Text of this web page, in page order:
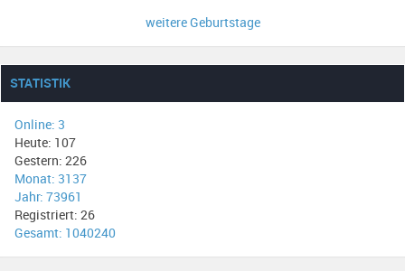
weitere Geburtstage
STATISTIK
Online: 3
Heute: 107
Gestern: 226
Monat: 3137
Jahr: 73961
Registriert: 26
Gesamt: 1040240